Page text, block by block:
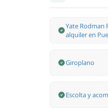
Yate Rodman
alquiler en
Giroplano
Escolta y